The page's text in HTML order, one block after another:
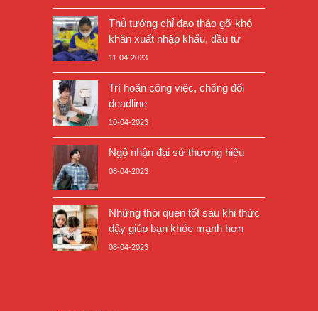
Thủ tướng chỉ đạo tháo gỡ khó
khăn xuất nhập khẩu, đầu tư
11-04-2023
Trì hoãn công việc, chống đối
deadline
10-04-2023
Ngộ nhận đại sứ thương hiệu
08-04-2023
Những thói quen tốt sau khi thức
dậy giúp bạn khỏe mạnh hơn
08-04-2023